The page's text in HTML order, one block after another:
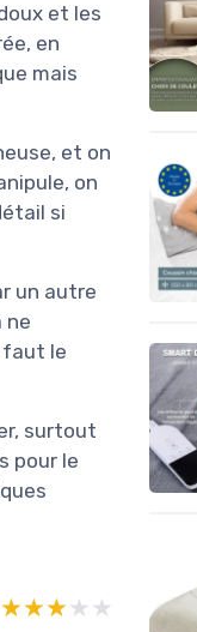
et les
en
mais
et on
on
si
un autre
ne
faut le
surtout
pour le
★★★★★
★★★★★